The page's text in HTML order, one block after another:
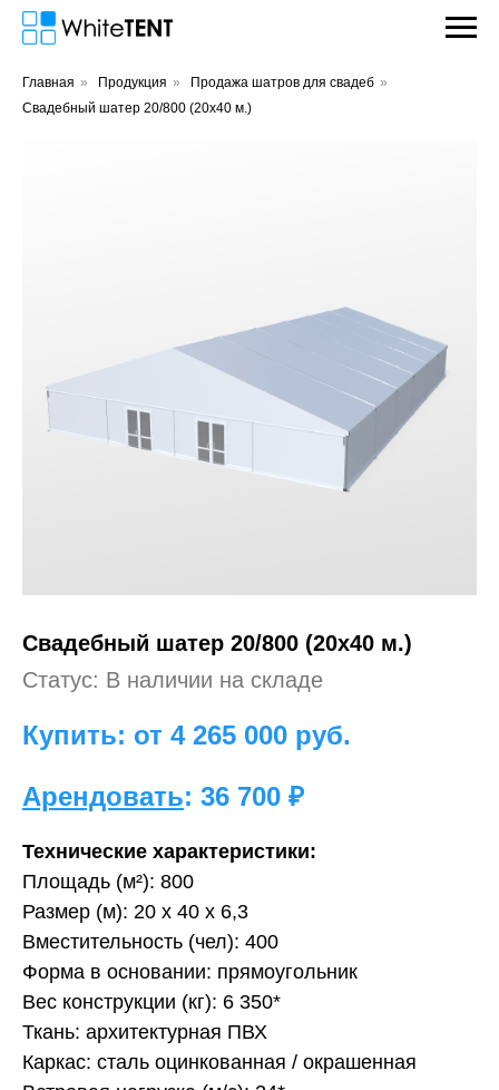
Главная » Продукция » Продажа шатров для свадеб »
Свадебный шатер 20/800 (20х40 м.)
Свадебный шатер 20/800 (20х40 м.)
Статус: В наличии на складе
Купить: от 4 265 000 руб.
Арендовать: 36 700 ₽
Технические характеристики:
Площадь (м²): 800
Размер (м): 20 х 40 х 6,3
Вместительность (чел): 400
Форма в основании: прямоугольник
Вес конструкции (кг): 6 350*
Ткань: архитектурная ПВХ
Каркас: сталь оцинкованная / окрашенная